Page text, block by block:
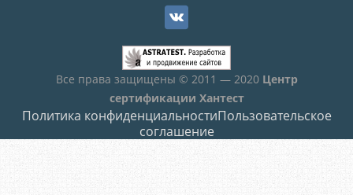
Все права защищены © 2011 — 2020 Центр
сертификации Хантест
Политика конфиденциальностиПользовательское
соглашение